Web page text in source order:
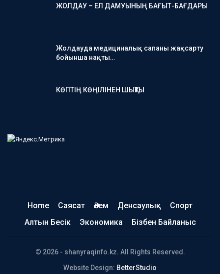
ЖОЛДАУ – ЕЛ ДАМУЫНЫҢ БАҒЫТ-БАҒДАРЫ
Жолдауда медициналық сапаны жақсарту
бойынша нақты…
КӨПТІҢ КӨҢІЛІНЕН ШЫҚТЫ
Home Саясат Әлем Денсаулық
Спорт
Алтын Бесік
Экономика Бізбен Байланыс
© 2026 - shanyraqinfo.kz. All Rights Reserved.
Website Design: BetterStudio